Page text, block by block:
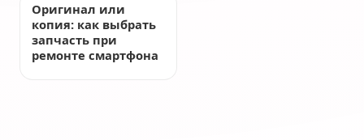
Оригинал или
копия: как выбрать
запчасть при
ремонте смартфона